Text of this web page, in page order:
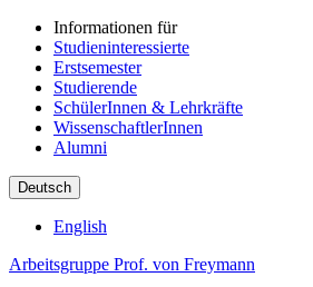
Informationen für
Studieninteressierte
Erstsemester
Studierende
SchülerInnen & Lehrkräfte
WissenschaftlerInnen
Alumni
Deutsch
English
Arbeitsgruppe Prof. von Freymann